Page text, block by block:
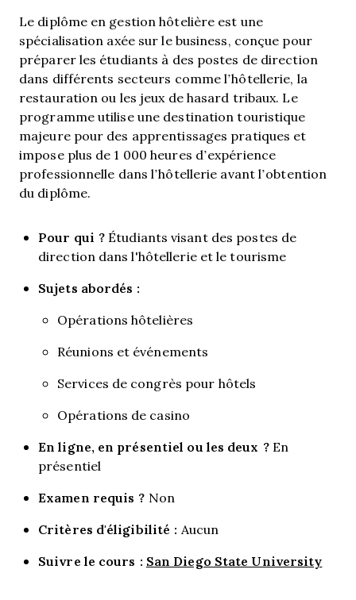
Le diplôme en gestion hôtelière est une
spécialisation axée sur le business, conçue pour
préparer les étudiants à des postes de direction
dans différents secteurs comme l’hôtellerie, la
restauration ou les jeux de hasard tribaux. Le
programme utilise une destination touristique
majeure pour des apprentissages pratiques et
impose plus de 1 000 heures d’expérience
professionnelle dans l’hôtellerie avant l’obtention
du diplôme.
Pour qui ? Étudiants visant des postes de
direction dans l'hôtellerie et le tourisme
Sujets abordés :
Opérations hôtelières
Réunions et événements
Services de congrès pour hôtels
Opérations de casino
En ligne, en présentiel ou les deux ?En
présentiel
Examen requis ? Non
Critères d'éligibilité : Aucun
Suivre le cours : San Diego State University